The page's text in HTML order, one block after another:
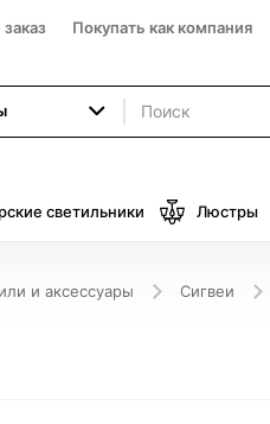
Покупать как компания
светильники Люстры
и аксессуары Сигвеи